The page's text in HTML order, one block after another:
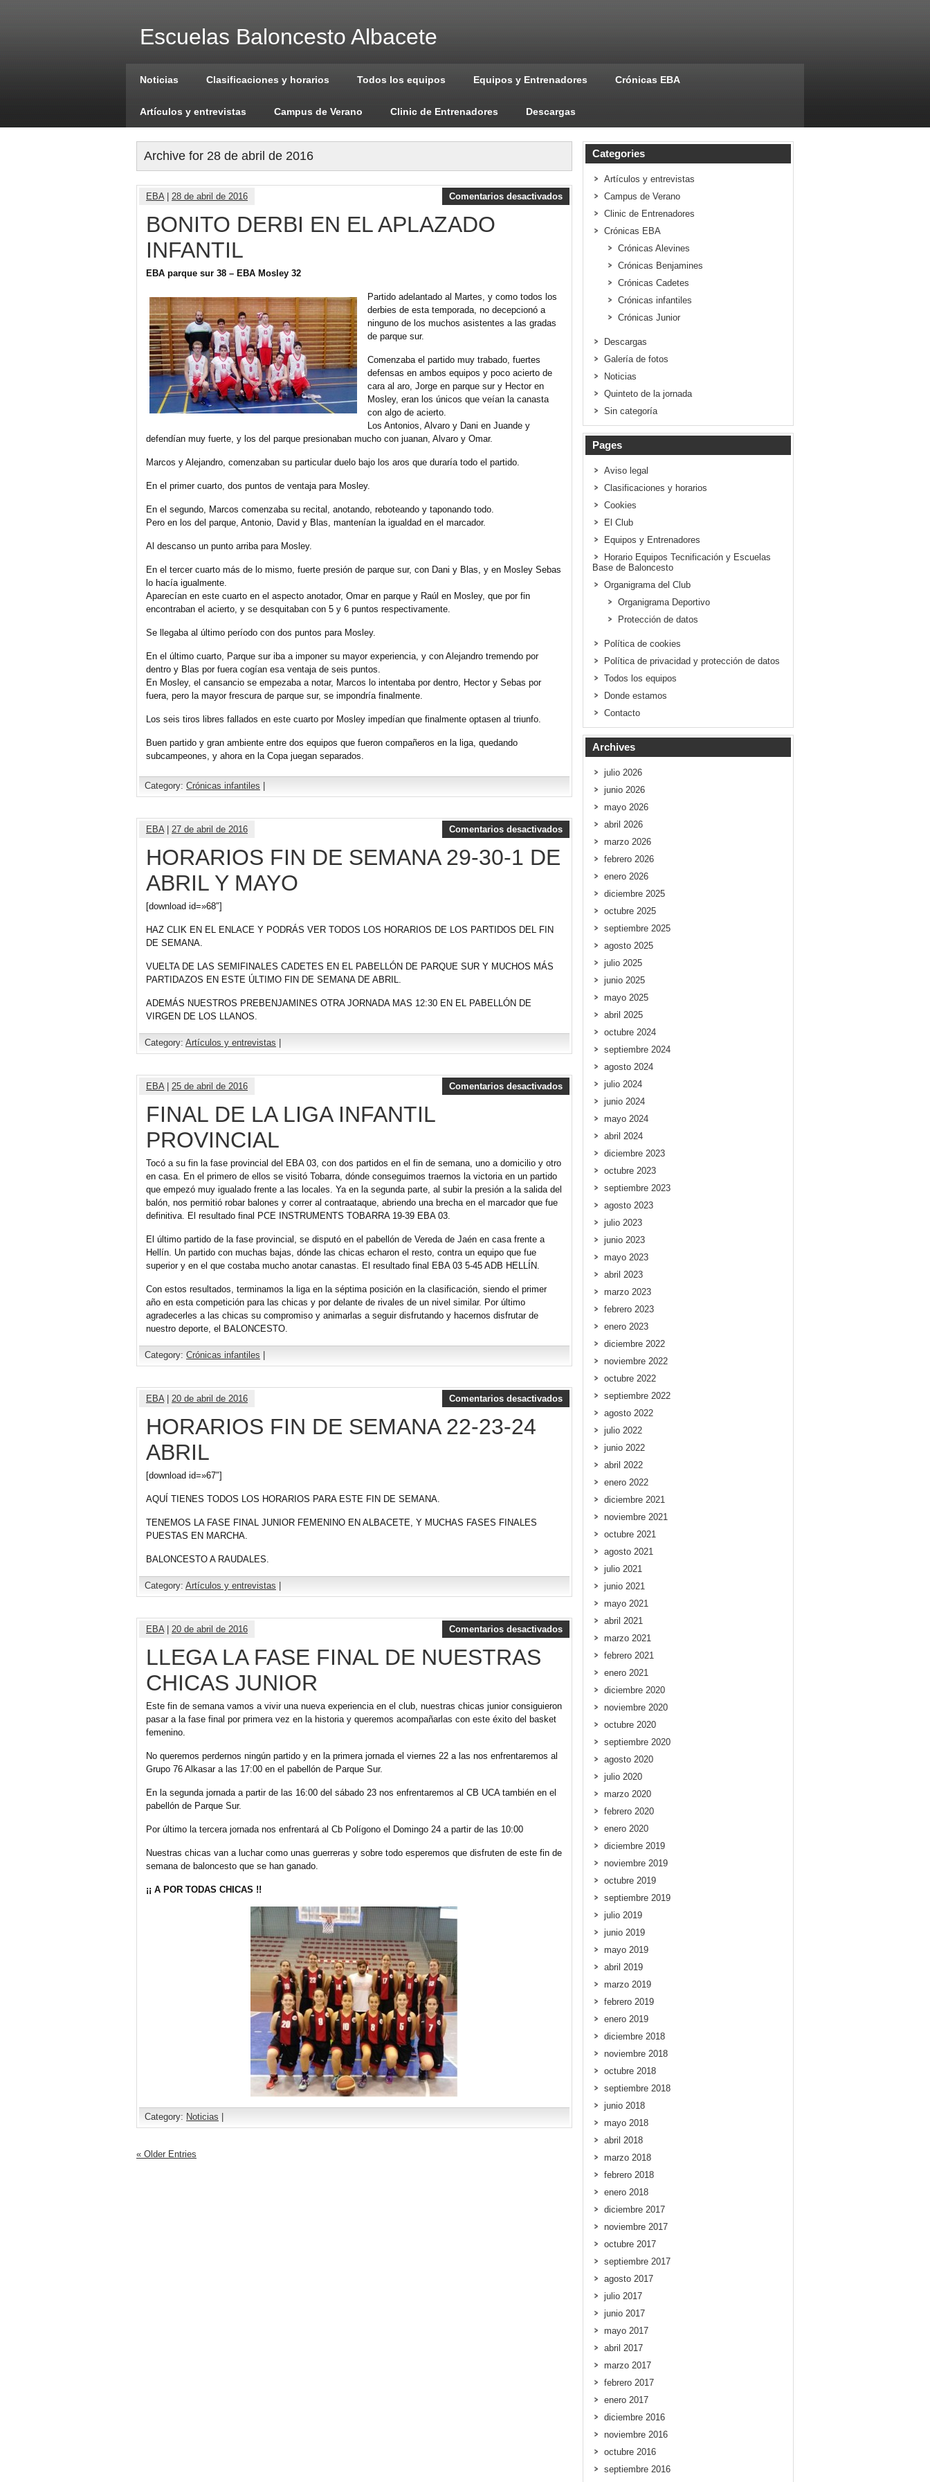
Escuelas Baloncesto Albacete
Noticias Clasificaciones y horarios Todos los equipos Equipos y Entrenadores Crónicas EBA
Artículos y entrevistas Campus de Verano Clinic de Entrenadores Descargas
Archive for 28 de abril de 2016
EBA| 28 de abril de 2016 Comentarios desactivados
BONITO DERBI EN EL APLAZADO
INFANTIL
EBA parque sur 38 – EBA Mosley 32
Partido adelantado al Martes, y como todos los
derbies de esta temporada, no decepcionó a
ninguno de los muchos asistentes a las gradas
de parque sur.
Comenzaba el partido muy trabado, fuertes
defensas en ambos equipos y poco acierto de
cara al aro, Jorge en parque sur y Hector en
Mosley, eran los únicos que veían la canasta
con algo de acierto.
Los Antonios, Alvaro y Dani en Juande y
defendían muy fuerte, y los del parque presionaban mucho con juanan, Alvaro y Omar.
Marcos y Alejandro, comenzaban su particular duelo bajo los aros que duraría todo el partido.
En el primer cuarto, dos puntos de ventaja para Mosley.
En el segundo, Marcos comenzaba su recital, anotando, reboteando y taponando todo.
Pero en los del parque, Antonio, David y Blas, mantenían la igualdad en el marcador.
Al descanso un punto arriba para Mosley.
En el tercer cuarto más de lo mismo, fuerte presión de parque sur, con Dani y Blas, y en Mosley Sebas
lo hacía igualmente.
Aparecían en este cuarto en el aspecto anotador, Omar en parque y Raúl en Mosley, que por fin
encontraban el acierto, y se desquitaban con 5 y 6 puntos respectivamente.
Se llegaba al último período con dos puntos para Mosley.
En el último cuarto, Parque sur iba a imponer su mayor experiencia, y con Alejandro tremendo por
dentro y Blas por fuera cogían esa ventaja de seis puntos.
En Mosley, el cansancio se empezaba a notar, Marcos lo intentaba por dentro, Hector y Sebas por
fuera, pero la mayor frescura de parque sur, se impondría finalmente.
Los seis tiros libres fallados en este cuarto por Mosley impedían que finalmente optasen al triunfo.
Buen partido y gran ambiente entre dos equipos que fueron compañeros en la liga, quedando
subcampeones, y ahora en la Copa juegan separados.
Category: Crónicas infantiles
EBA| 27 de abril de 2016 Comentarios desactivados
HORARIOS FIN DE SEMANA 29-30-1 DE
ABRIL Y MAYO
[download id=»68″]
HAZ CLIK EN EL ENLACE Y PODRÁS VER TODOS LOS HORARIOS DE LOS PARTIDOS DEL FIN
DE SEMANA.
VUELTA DE LAS SEMIFINALES CADETES EN EL PABELLÓN DE PARQUE SUR Y MUCHOS MÁS
PARTIDAZOS EN ESTE ÚLTIMO FIN DE SEMANA DE ABRIL.
ADEMÁS NUESTROS PREBENJAMINES OTRA JORNADA MAS 12:30 EN EL PABELLÓN DE
VIRGEN DE LOS LLANOS.
Category: Artículos y entrevistas
EBA| 25 de abril de 2016 Comentarios desactivados
FINAL DE LA LIGA INFANTIL
PROVINCIAL
Tocó a su fin la fase provincial del EBA 03, con dos partidos en el fin de semana, uno a domicilio y otro
en casa. En el primero de ellos se visitó Tobarra, dónde conseguimos traernos la victoria en un partido
que empezó muy igualado frente a las locales. Ya en la segunda parte, al subir la presión a la salida del
balón, nos permitió robar balones y correr al contraataque, abriendo una brecha en el marcador que fue
definitiva. El resultado final PCE INSTRUMENTS TOBARRA 19-39 EBA 03.
El último partido de la fase provincial, se disputó en el pabellón de Vereda de Jaén en casa frente a
Hellín. Un partido con muchas bajas, dónde las chicas echaron el resto, contra un equipo que fue
superior y en el que costaba mucho anotar canastas. El resultado final EBA 03 5-45 ADB HELLÍN.
Con estos resultados, terminamos la liga en la séptima posición en la clasificación, siendo el primer
año en esta competición para las chicas y por delante de rivales de un nivel similar. Por último
agradecerles a las chicas su compromiso y animarlas a seguir disfrutando y hacernos disfrutar de
nuestro deporte, el BALONCESTO.
Category: Crónicas infantiles
EBA| 20 de abril de 2016 Comentarios desactivados
HORARIOS FIN DE SEMANA 22-23-24
ABRIL
[download id=»67″]
AQUÍ TIENES TODOS LOS HORARIOS PARA ESTE FIN DE SEMANA.
TENEMOS LA FASE FINAL JUNIOR FEMENINO EN ALBACETE, Y MUCHAS FASES FINALES
PUESTAS EN MARCHA.
BALONCESTO A RAUDALES.
Category: Artículos y entrevistas
EBA| 20 de abril de 2016 Comentarios desactivados
LLEGA LA FASE FINAL DE NUESTRAS
CHICAS JUNIOR
Este fin de semana vamos a vivir una nueva experiencia en el club, nuestras chicas junior consiguieron
pasar a la fase final por primera vez en la historia y queremos acompañarlas con este éxito del basket
femenino.
No queremos perdernos ningún partido y en la primera jornada el viernes 22 a las nos enfrentaremos al
Grupo 76 Alkasar a las 17:00 en el pabellón de Parque Sur.
En la segunda jornada a partir de las 16:00 del sábado 23 nos enfrentaremos al CB UCA también en el
pabellón de Parque Sur.
Por último la tercera jornada nos enfrentará al Cb Polígono el Domingo 24 a partir de las 10:00
Nuestras chicas van a luchar como unas guerreras y sobre todo esperemos que disfruten de este fin de
semana de baloncesto que se han ganado.
¡¡ A POR TODAS CHICAS !!
Category: Noticias
« Older Entries
Categories
Artículos y entrevistas
Campus de Verano
Clinic de Entrenadores
Crónicas EBA
Crónicas Alevines
Crónicas Benjamines
Crónicas Cadetes
Crónicas infantiles
Crónicas Junior
Descargas
Galería de fotos
Noticias
Quinteto de la jornada
Sin categoría
Pages
Aviso legal
Clasificaciones y horarios
Cookies
El Club
Equipos y Entrenadores
Horario Equipos Tecnificación y Escuelas
Base de Baloncesto
Organigrama del Club
Organigrama Deportivo
Protección de datos
Política de cookies
Política de privacidad y protección de datos
Todos los equipos
Donde estamos
Contacto
Archives
julio 2026
junio 2026
mayo 2026
abril 2026
marzo 2026
febrero 2026
enero 2026
diciembre 2025
octubre 2025
septiembre 2025
agosto 2025
julio 2025
junio 2025
mayo 2025
abril 2025
octubre 2024
septiembre 2024
agosto 2024
julio 2024
junio 2024
mayo 2024
abril 2024
diciembre 2023
octubre 2023
septiembre 2023
agosto 2023
julio 2023
junio 2023
mayo 2023
abril 2023
marzo 2023
febrero 2023
enero 2023
diciembre 2022
noviembre 2022
octubre 2022
septiembre 2022
agosto 2022
julio 2022
junio 2022
abril 2022
enero 2022
diciembre 2021
noviembre 2021
octubre 2021
agosto 2021
julio 2021
junio 2021
mayo 2021
abril 2021
marzo 2021
febrero 2021
enero 2021
diciembre 2020
noviembre 2020
octubre 2020
septiembre 2020
agosto 2020
julio 2020
marzo 2020
febrero 2020
enero 2020
diciembre 2019
noviembre 2019
octubre 2019
septiembre 2019
julio 2019
junio 2019
mayo 2019
abril 2019
marzo 2019
febrero 2019
enero 2019
diciembre 2018
noviembre 2018
octubre 2018
septiembre 2018
junio 2018
mayo 2018
abril 2018
marzo 2018
febrero 2018
enero 2018
diciembre 2017
noviembre 2017
octubre 2017
septiembre 2017
agosto 2017
julio 2017
junio 2017
mayo 2017
abril 2017
marzo 2017
febrero 2017
enero 2017
diciembre 2016
noviembre 2016
octubre 2016
septiembre 2016